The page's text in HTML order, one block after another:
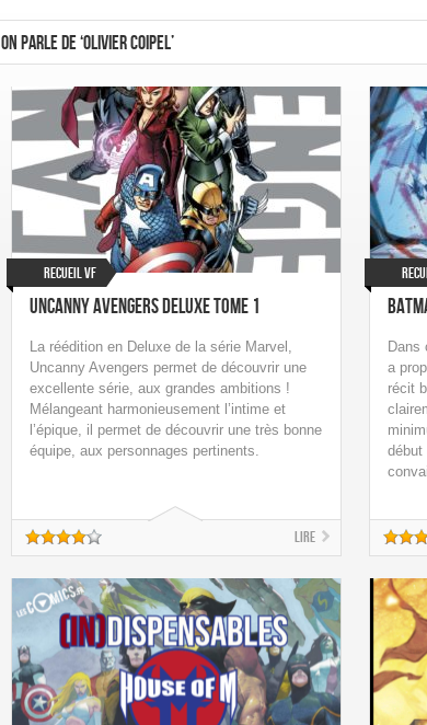
ON PARLE DE ‘OLIVIER COIPEL’
Recueil VF
Uncanny Avengers Deluxe Tome 1
La réédition en Deluxe de la série Marvel,
Uncanny Avengers permet de découvrir une
excellente série, aux grandes ambitions !
Mélangeant harmonieusement l’intime et
l’épique, il permet de découvrir une très bonne
équipe, aux personnages pertinents.
Lire
Dans
a
récit
début